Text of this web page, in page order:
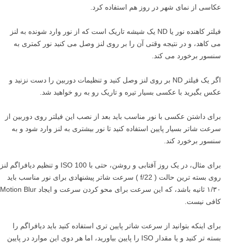
عکاسی از نمای شهر در روز هم استفاده کرد.
فیلتر کاهنده نور یا ND یک شیشه تاریک است که از نور وارد شونده به لنز
می کاهد، و در نتیجه وقتی آن را بر روی لنز وصل می کنید نور کمتری به
سنسور برخورد می کند.
اگر یک فیلتر ND بر روی لنز وصل کنید و تنظیمات دوربین را دست نزنید و
عکس بگیرید با عکسی بسیار تیره و تاریک رو به رو خواهید شد.
برای داشتن عکسی با نور مناسب باید بعد از نصب این فیلتر روی دوربین از
سرعت شاتر بسیار پایین استفاده کنید تا نور بیشتری به لنز وارد شود و به
سنسور برخورد کند.
برای مثال، در یک روز آفتابی و روشن، حتی با ISO 100 و تنظیم دیافراگم لنز
روی بسته ترین حالت ( f/22 ) سرعت شاتر پیشنهادی برای نور مناسب باید
۱/۳۰ ثانیه باشد، که این سرعت برای محو کردن سرعت و ایجاد Motion Blur
کافی نیست.
برای اینکه بتوانید از سرعت شاتر پایین تری استفاده کنید باید دیافراگم را
بسته تر کنید و یا مقدار ISO را پایین بیاورید، اما هر دوی این موارد در پایین